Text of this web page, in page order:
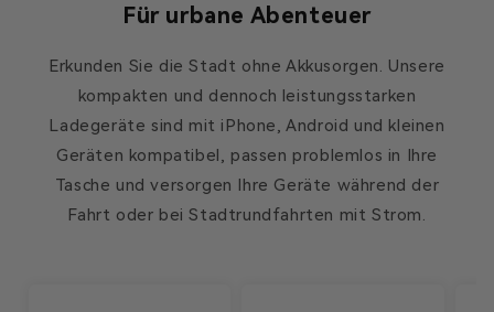
Für urbane Abenteuer
Erkunden Sie die Stadt ohne Akkusorgen. Unsere
kompakten und dennoch leistungsstarken
Ladegeräte sind mit iPhone, Android und kleinen
Geräten kompatibel, passen problemlos in Ihre
Tasche und versorgen Ihre Geräte während der
Fahrt oder bei Stadtrundfahrten mit Strom.